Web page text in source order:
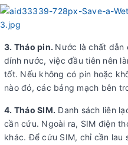
3. Tháo pin. Nước là chất dẫn
dính nước, việc đầu tiên nên
tốt. Nếu không có pin hoặc
nào đó, các bảng mạch bên
4. Tháo SIM. Danh sách liên
cần cứu. Ngoài ra, SIM điện
khác. Để cứu SIM, chỉ cần lau